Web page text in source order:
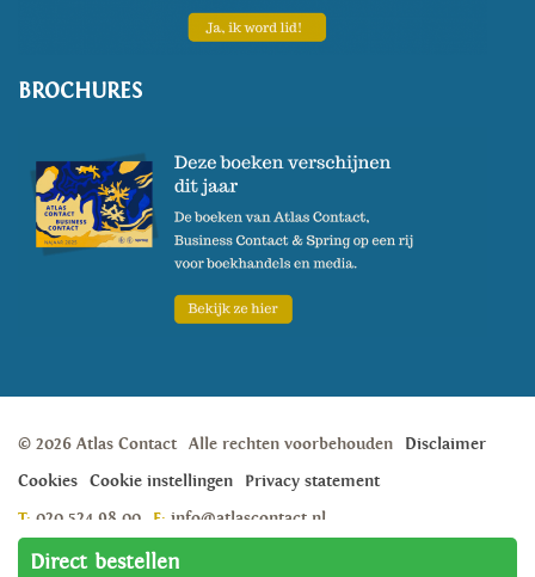
Direct bestellen
BROCHURES
© 2026 Atlas Contact Alle rechten voorbehouden
Disclaimer
Cookies
Cookie instellingen
Privacy statement
T: 020 524 98 00 E: info@atlascontact.nl
Weesperstraat 105A, 1018 VN, Amsterdam